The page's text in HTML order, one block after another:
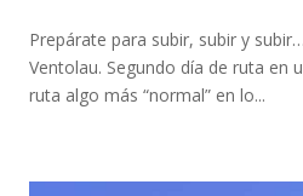
Prepárate para subir, subir y
Ventolau. Segundo día de ruta en
ruta algo más “normal” en lo...